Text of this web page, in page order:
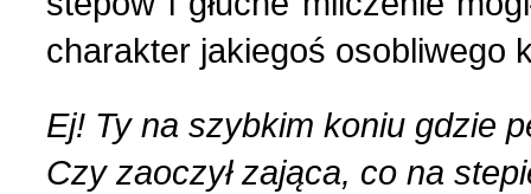
charakter jakiegoś osobliwego
Ej! Ty na szybkim koniu gdzie
Czy zaoczył zająca, co na